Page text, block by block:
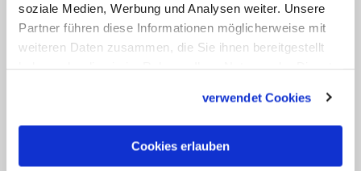
soziale Medien, Werbung und Analysen weiter. Unsere
Partner führen diese Informationen möglicherweise mit
weiteren Daten zusammen, die Sie ihnen bereitgestellt
verwendet Cookies
Cookies erlauben
Kohlgraf wies darauf hin, dass die Weihe
von Frauen die ökumenischen
Zudem sei auch von ihm die "persönliche